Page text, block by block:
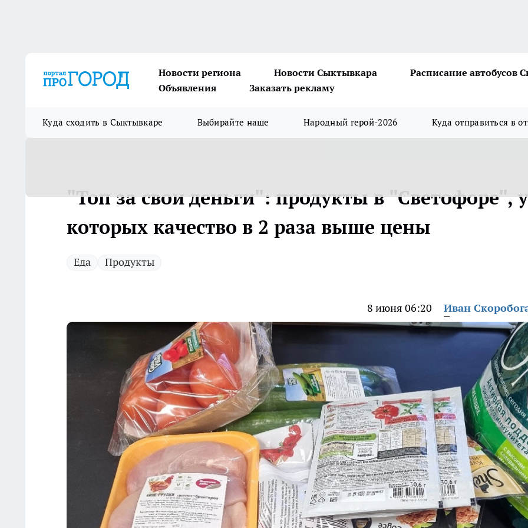
Новости региона Новости Сыктывкара
Расписание автобусов
Объявления
Заказать рекламу
Куда сходить в Сыктывкаре Выбирайте наше Народный герой-2026 Куда отправиться в
"Топ за свои деньги": продукты в "Светофоре", у
которых качество в 2 раза выше цены
Еда Продукты
8 июня 06:20 Иван